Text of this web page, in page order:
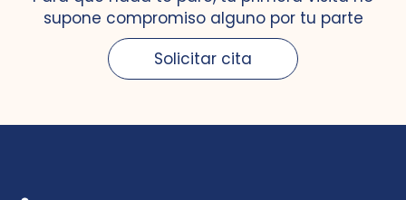
supone compromiso alguno por tu parte
Solicitar cita